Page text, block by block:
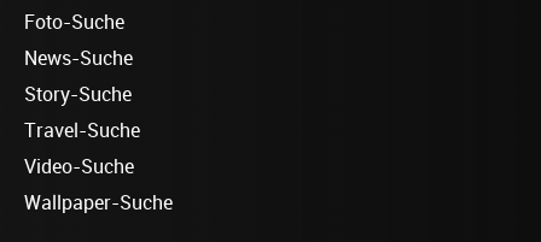
Foto-Suche
News-Suche
Story-Suche
Travel-Suche
Video-Suche
Wallpaper-Suche